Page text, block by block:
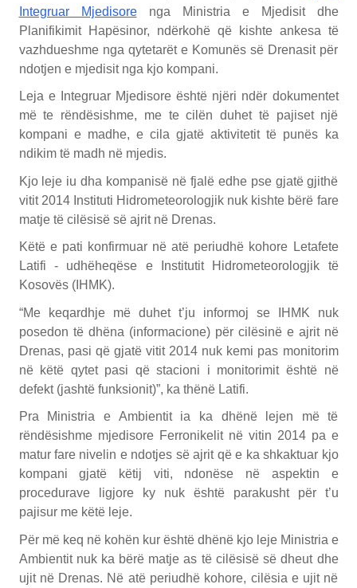
Integruar Mjedisorenga Ministria e Mjedisit dhe
Planifikimit Hapësinor, ndërkohë që kishte ankesa të
vazhdueshme nga qytetarët e Komunës së Drenasit për
ndotjen e mjedisit nga kjo kompani.
Leja e Integruar Mjedisore është njëri ndër dokumentet
më te rëndësishme, me te cilën duhet të pajiset një
kompani e madhe, e cila gjatë aktivitetit të punës ka
ndikim të madh në mjedis.
Kjo leje iu dha kompanisë në fjalë edhe pse gjatë gjithë
vitit 2014 Instituti Hidrometeorologjik nuk kishte bërë fare
matje të cilësisë së ajrit në Drenas.
Këtë e pati konfirmuar në atë periudhë kohore Letafete
Latifi - udhëheqëse e Institutit Hidrometeorologjik të
Kosovës (IHMK).
“Me keqardhje më duhet t’ju informoj se IHMK nuk
posedon të dhëna (informacione) për cilësinë e ajrit në
Drenas, pasi që gjatë vitit 2014 nuk kemi pas monitorim
në këtë qytet pasi që stacioni i monitorimit është në
defekt (jashtë funksionit)”, ka thënë Latifi.
Pra Ministria e Ambientit ia ka dhënë lejen më të
rëndësishme mjedisore Ferronikelit në vitin 2014 pa e
matur fare nivelin e ndotjes së ajrit që e ka shkaktuar kjo
kompani gjatë këtij viti, ndonëse në aspektin e
procedurave ligjore ky nuk është parakusht për t’u
pajisur me këtë leje.
Për më keq në kohën kur është dhënë kjo leje Ministria e
Ambientit nuk ka bërë matje as të cilësisë së dheut dhe
ujit në Drenas. Në atë periudhë kohore, cilësia e ujit në